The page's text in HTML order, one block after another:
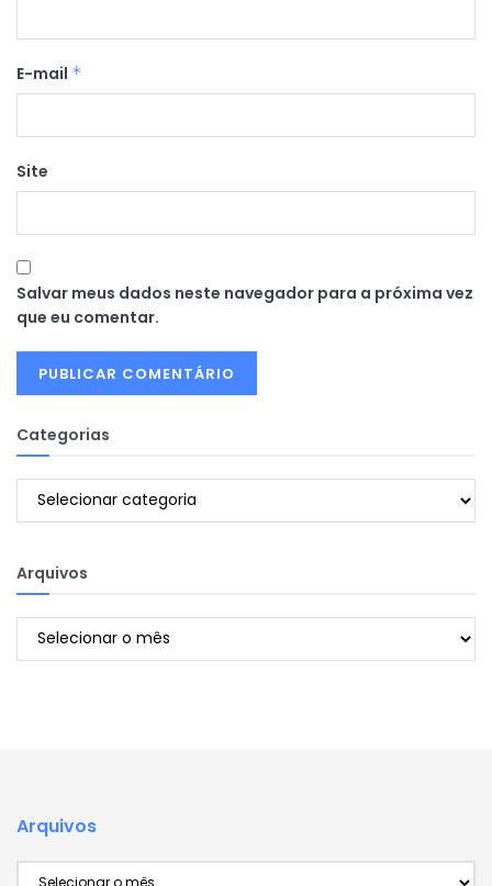
E-mail *
Site
Salvar meus dados neste navegador para a próxima vez
que eu comentar.
Categorias
Categorias
Arquivos
Arquivos
Arquivos